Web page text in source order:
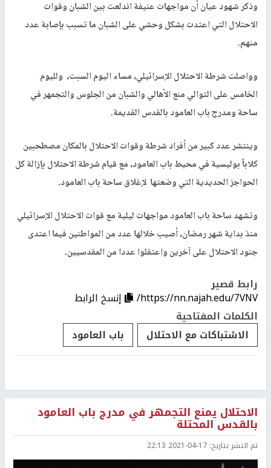
وذكر شهود عيان أن مواجهات عنيفة اندلعت بين الشبان وقوات
الاحتلال التي اعتدت بشكل وحشي على الشبان ما تسبب بإصابة عدد
منهم.
وواصلت شرطة الاحتلال الإسرائيلي، مساء اليوم السبت، ولليوم
الخامس على التوالي منع الأهالي والشبان من الجلوس والتجمهر في
ساحة ومدرج باب العامود بالقدس القديمة.
وينتشر عدد كبير من أفراد شرطة وقوات الاحتلال بالمكان مصطحبين
كلاباً بوليسية في محيط باب العامود، مع قيام شرطة الاحتلال بإزالة كل
الحواجز الحديدية التي وضعتها لإغلاق ساحة باب العامود.
وتشهد ساحة باب العامود مواجهات ليلية مع قوات الاحتلال الإسرائيلي
منذ بداية شهر رمضان، أصيب خلالها عدد من المواطنين فيما اعتدى
جنود الاحتلال على آخرين واعتقلوا عددا من المقدسيين.
رابط قصير
https://nn.najah.edu/7VNV/
إنسخ الرابط
الكلمات المفتاحية
الاشتباكات مع الاحتلال
باب العامود
الاحتلال يمنع التجمهر في مدرج باب العامود
بالقدس المحتلة
تم النشر بتاريخ: 2021-04-17 22:13